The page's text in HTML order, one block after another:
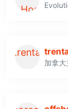
加拿